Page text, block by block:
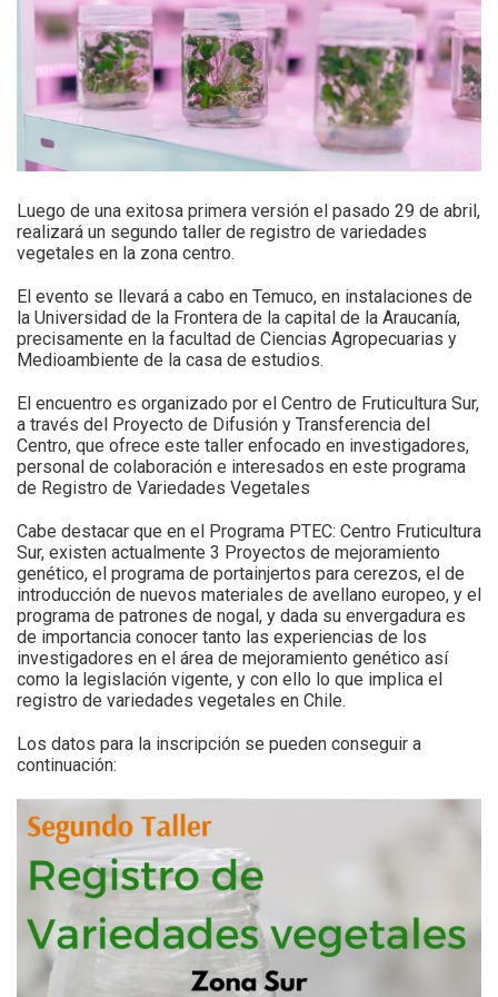
Luego de una exitosa primera versión el pasado 29 de abril,
realizará un segundo taller de registro de variedades
vegetales en la zona centro.
El evento se llevará a cabo en Temuco, en instalaciones de
la Universidad de la Frontera de la capital de la Araucanía,
precisamente en la facultad de Ciencias Agropecuarias y
Medioambiente de la casa de estudios.
El encuentro es organizado por el Centro de Fruticultura Sur,
a través del Proyecto de Difusión y Transferencia del
Centro, que ofrece este taller enfocado en investigadores,
personal de colaboración e interesados en este programa
de Registro de Variedades Vegetales
Cabe destacar que en el Programa PTEC: Centro Fruticultura
Sur, existen actualmente 3 Proyectos de mejoramiento
genético, el programa de portainjertos para cerezos, el de
introducción de nuevos materiales de avellano europeo, y el
programa de patrones de nogal, y dada su envergadura es
de importancia conocer tanto las experiencias de los
investigadores en el área de mejoramiento genético así
como la legislación vigente, y con ello lo que implica el
registro de variedades vegetales en Chile.
Los datos para la inscripción se pueden conseguir a
continuación: